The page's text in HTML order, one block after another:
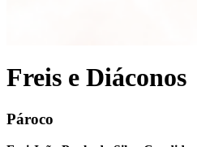
Freis e Diáconos
Pároco